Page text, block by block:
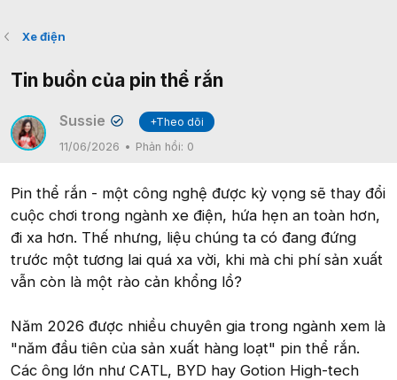
Xe điện
Tin buồn của pin thể rắn
Sussie ✔
+Theo dõi
11/06/2026
Phản hồi: 0
Pin thể rắn - một công nghệ được kỳ vọng sẽ thay đổi
cuộc chơi trong ngành xe điện, hứa hẹn an toàn hơn,
đi xa hơn. Thế nhưng, liệu chúng ta có đang đứng
trước một tương lai quá xa vời, khi mà chi phí sản xuất
vẫn còn là một rào cản khổng lồ?
Năm 2026 được nhiều chuyên gia trong ngành xem là
"năm đầu tiên của sản xuất hàng loạt" pin thể rắn.
Các ông lớn như CATL, BYD hay Gotion High-tech